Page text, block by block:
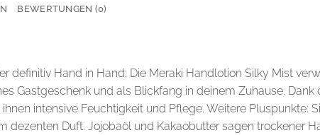
BEWERTUNGEN (0)
definitiv Hand in Hand: Die Meraki Handlotion Silky Mist
Gastgeschenk und als Blickfang in deinem Zuhause.
intensive Feuchtigkeit und Pflege. Weitere Pluspunkte:
dezenten Duft. Jojobaöl und Kakaobutter sagen trockener